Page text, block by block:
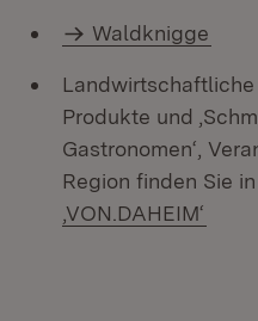
Waldknigge
Produkte und
Gastronomen‘,
Region finden Sie
,VON.DAHEIM‘